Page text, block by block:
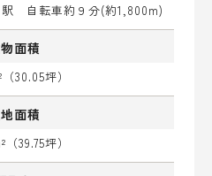
自転車約９分(約1,800m)
面積
30.05坪）
面積
（39.75坪）